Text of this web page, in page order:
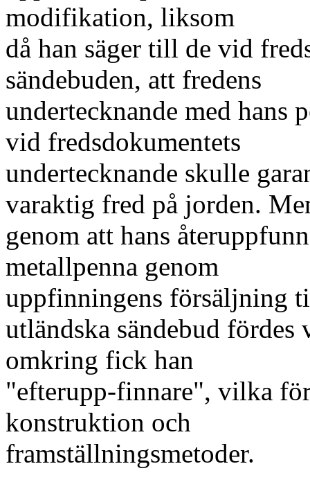
modifikation, liksom
då han säger till de vid
sändebuden, att fredens
undertecknande med hans
vid fredsdokumentets
undertecknande skulle
varaktig fred på jorden.
genom att hans
metallpenna genom
uppfinningens försäljning
utländska sändebud fördes
omkring fick han
"efterupp-finnare", vilka
konstruktion och
framställningsmetoder.